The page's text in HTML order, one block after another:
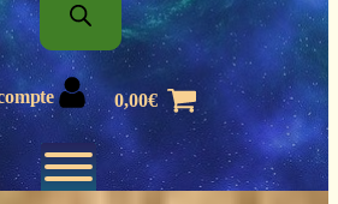
0,00€